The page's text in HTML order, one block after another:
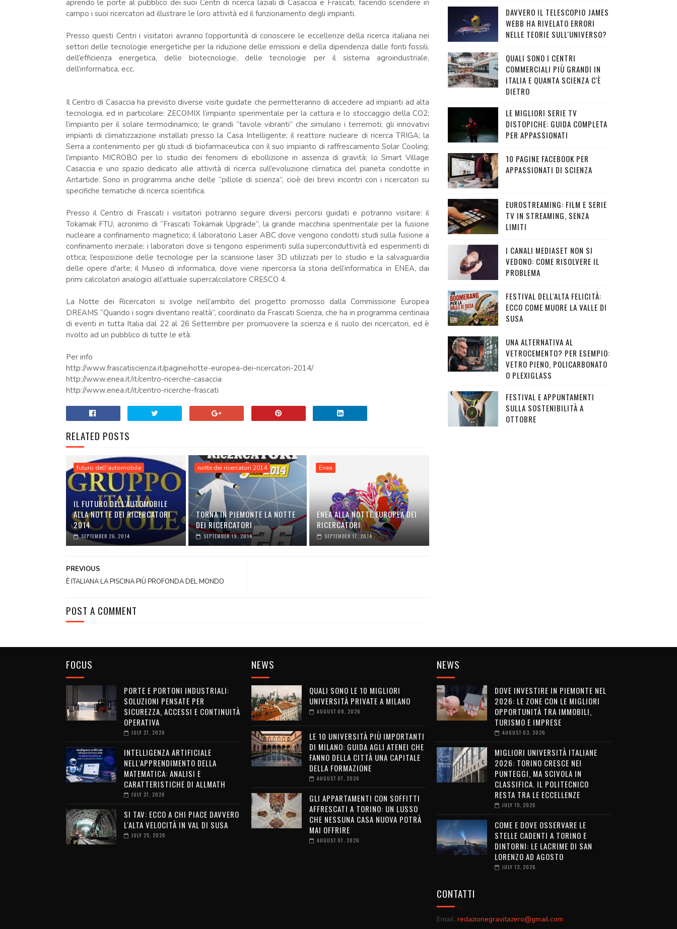
aprendo le porte al pubblico dei suoi Centri di ricerca laziali di Casaccia e Frascati, facendo scendere in
campo i suoi ricercatori ad illustrare le loro attività ed il funzionamento degli impianti.
Presso questi Centri i visitatori avranno l’opportunità di conoscere le eccellenze della ricerca italiana nei
settori delle tecnologie energetiche per la riduzione delle emissioni e della dipendenza dalle fonti fossili,
dell’efficienza energetica, delle biotecnologie, delle tecnologie per il sistema agroindustriale,
dell’informatica, ecc.
Il Centro di Casaccia ha previsto diverse visite guidate che permetteranno di accedere ad impianti ad alta
tecnologia, ed in particolare: ZECOMIX l’impianto sperimentale per la cattura e lo stoccaggio della CO2;
l’impianto per il solare termodinamico; le grandi “tavole vibranti” che simulano i terremoti; gli innovativi
impianti di climatizzazione installati presso la Casa Intelligente; il reattore nucleare di ricerca TRIGA; la
Serra a contenimento per gli studi di biofarmaceutica con il suo impianto di raffrescamento Solar Cooling;
l’impianto MICROBO per lo studio dei fenomeni di ebollizione in assenza di gravità; lo Smart Village
Casaccia e uno spazio dedicato alle attività di ricerca sull’evoluzione climatica del pianeta condotte in
Antartide. Sono in programma anche delle “pillole di scienza”, cioè dei brevi incontri con i ricercatori su
specifiche tematiche di ricerca scientifica.
Presso il Centro di Frascati i visitatori potranno seguire diversi percorsi guidati e potranno visitare: il
Tokamak FTU, acronimo di “Frascati Tokamak Upgrade”, la grande macchina sperimentale per la fusione
nucleare a confinamento magnetico; il laboratorio Laser ABC dove vengono condotti studi sulla fusione a
confinamento inerziale; i laboratori dove si tengono esperimenti sulla superconduttività ed esperimenti di
ottica; l’esposizione delle tecnologie per la scansione laser 3D utilizzati per lo studio e la salvaguardia
delle opere d'arte; il Museo di informatica, dove viene ripercorsa la storia dell’informatica in ENEA, dai
primi calcolatori analogici all’attuale supercalcolatore CRESCO 4.
La Notte dei Ricercatori si svolge nell’ambito del progetto promosso dalla Commissione Europea
DREAMS “Quando i sogni diventano realtà”, coordinato da Frascati Scienza, che ha in programma centinaia
di eventi in tutta Italia dal 22 al 26 Settembre per promuovere la scienza e il ruolo dei ricercatori, ed è
rivolto ad un pubblico di tutte le età.
Per info
http://www.frascatiscienza.it/pagine/notte-europea-dei-ricercatori-2014/
http://www.enea.it/it/centro-ricerche-casaccia
http://www.enea.it/it/centro-ricerche-frascati
RELATED POSTS
futuro dell'automobile
IL FUTURO DELL'AUTOMOBILE
ALLA NOTTE DEI RICERCATORI
2014
SEPTEMBER 26, 2014
notte dei ricercatori 2014
TORNA IN PIEMONTE LA NOTTE
DEI RICERCATORI
SEPTEMBER 19, 2014
Enea
ENEA ALLA NOTTE EUROPEA DEI
RICERCATORI
SEPTEMBER 17, 2014
PREVIOUS
È ITALIANA LA PISCINA PIÙ PROFONDA DEL MONDO
POST A COMMENT
DAVVERO IL TELESCOPIO JAMES
WEBB HA RIVELATO ERRORI
NELLE TEORIE SULL'UNIVERSO?
QUALI SONO I CENTRI
COMMERCIALI PIÙ GRANDI IN
ITALIA E QUANTA SCIENZA C'È
DIETRO
LE MIGLIORI SERIE TV
DISTOPICHE: GUIDA COMPLETA
PER APPASSIONATI
10 PAGINE FACEBOOK PER
APPASSIONATI DI SCIENZA
EUROSTREAMING: FILM E SERIE
TV IN STREAMING, SENZA
LIMITI
I CANALI MEDIASET NON SI
VEDONO: COME RISOLVERE IL
PROBLEMA
FESTIVAL DELL'ALTA FELICITÀ:
ECCO COME MUORE LA VALLE DI
SUSA
UNA ALTERNATIVA AL
VETROCEMENTO? PER ESEMPIO:
VETRO PIENO, POLICARBONATO
O PLEXIGLASS
FESTIVAL E APPUNTAMENTI
SULLA SOSTENIBILITÀ A
OTTOBRE
FOCUS
PORTE E PORTONI INDUSTRIALI:
SOLUZIONI PENSATE PER
SICUREZZA, ACCESSI E CONTINUITÀ
OPERATIVA
JULY 27, 2026
INTELLIGENZA ARTIFICIALE
NELL'APPRENDIMENTO DELLA
MATEMATICA: ANALISI E
CARATTERISTICHE DI ALLMATH
JULY 27, 2026
SI TAV: ECCO A CHI PIACE DAVVERO
L'ALTA VELOCITÀ IN VAL DI SUSA
JULY 25, 2026
NEWS
QUALI SONO LE 10 MIGLIORI
UNIVERSITÀ PRIVATE A MILANO
AUGUST 08, 2026
LE 10 UNIVERSITÀ PIÙ IMPORTANTI
DI MILANO: GUIDA AGLI ATENEI CHE
FANNO DELLA CITTÀ UNA CAPITALE
DELLA FORMAZIONE
AUGUST 07, 2026
GLI APPARTAMENTI CON SOFFITTI
AFFRESCATI A TORINO: UN LUSSO
CHE NESSUNA CASA NUOVA POTRÀ
MAI OFFRIRE
AUGUST 07, 2026
NEWS
DOVE INVESTIRE IN PIEMONTE NEL
2026: LE ZONE CON LE MIGLIORI
OPPORTUNITÀ TRA IMMOBILI,
TURISMO E IMPRESE
AUGUST 03, 2026
MIGLIORI UNIVERSITÀ ITALIANE
2026: TORINO CRESCE NEI
PUNTEGGI, MA SCIVOLA IN
CLASSIFICA. IL POLITECNICO
RESTA TRA LE ECCELLENZE
JULY 15, 2026
COME E DOVE OSSERVARE LE
STELLE CADENTI A TORINO E
DINTORNI: LE LACRIME DI SAN
LORENZO AD AGOSTO
JULY 13, 2026
CONTATTI
Email: redazionegravitazero@gmail.com